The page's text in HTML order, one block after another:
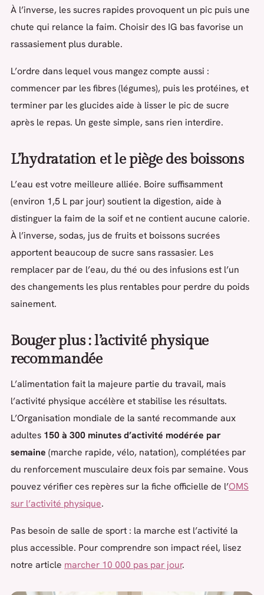
À l’inverse, les sucres rapides provoquent un pic puis une
chute qui relance la faim. Choisir des IG bas favorise un
rassasiement plus durable.
L’ordre dans lequel vous mangez compte aussi :
commencer par les fibres (légumes), puis les protéines, et
terminer par les glucides aide à lisser le pic de sucre
après le repas. Un geste simple, sans rien interdire.
L’hydratation et le piège des boissons
L’eau est votre meilleure alliée. Boire suffisamment
(environ 1,5 L par jour) soutient la digestion, aide à
distinguer la faim de la soif et ne contient aucune calorie.
À l’inverse, sodas, jus de fruits et boissons sucrées
apportent beaucoup de sucre sans rassasier. Les
remplacer par de l’eau, du thé ou des infusions est l’un
des changements les plus rentables pour perdre du poids
sainement.
Bouger plus : l’activité physique
recommandée
L’alimentation fait la majeure partie du travail, mais
l’activité physique accélère et stabilise les résultats.
L’Organisation mondiale de la santé recommande aux
adultes 150 à 300 minutes d’activité modérée par
semaine (marche rapide, vélo, natation), complétées par
du renforcement musculaire deux fois par semaine. Vous
pouvez vérifier ces repères sur la fiche officielle de l’OMS
sur l’activité physique.
Pas besoin de salle de sport : la marche est l’activité la
plus accessible. Pour comprendre son impact réel, lisez
notre article marcher 10 000 pas par jour.